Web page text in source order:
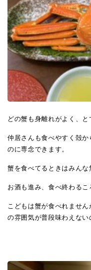
どの蟹も身離れがよく、と
仲居さんも食べやすく殻
のに専念できます。
蟹を食べてるときはみんな
お酒も進み、食べ終わるこ
こどもは蟹が食べれませ
の雰囲気が普段味わえない